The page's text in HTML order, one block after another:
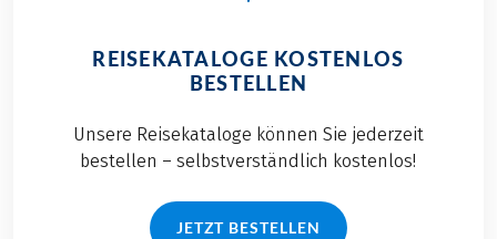
REISEKATALOGE KOSTENLOS
BESTELLEN
Unsere Reisekataloge können Sie jederzeit
bestellen – selbstverständlich kostenlos!
JETZT BESTELLEN